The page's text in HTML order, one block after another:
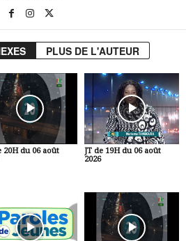
PLUS DE L'AUTEUR
20H du 06 août
JT de 19H du 06 août
2026